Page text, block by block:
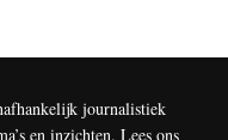
journalistiek
en inzichten. Lees ons